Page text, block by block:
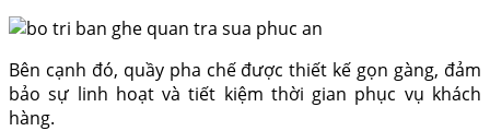
Bên cạnh đó, quầy pha chế được thiết kế gọn gàng, đảm
bảo sự linh hoạt và tiết kiệm thời gian phục vụ khách
hàng.